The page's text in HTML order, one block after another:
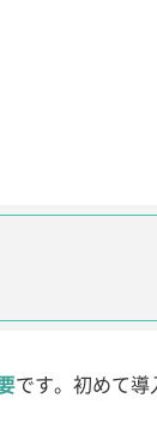
です。初めて導